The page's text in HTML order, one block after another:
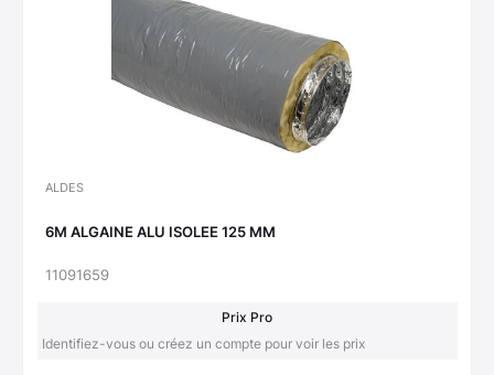
ALDES
6M ALGAINE ALU ISOLEE 125 MM
11091659
Prix Pro
Identifiez-vous ou créez un compte pour voir les prix